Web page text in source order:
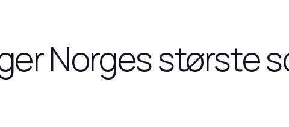
Norges største